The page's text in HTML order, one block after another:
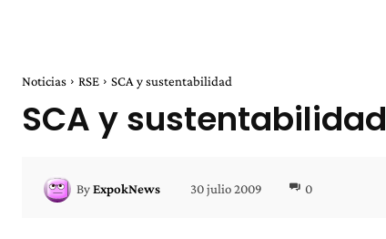
Noticias RSE SCA y sustentabilidad
SCA y sustentabilidad
ByExpokNews 30 julio 2009 0